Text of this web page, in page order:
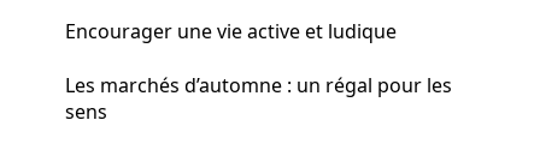
Encourager une vie active et ludique
Les marchés d’automne : un régal pour les
sens